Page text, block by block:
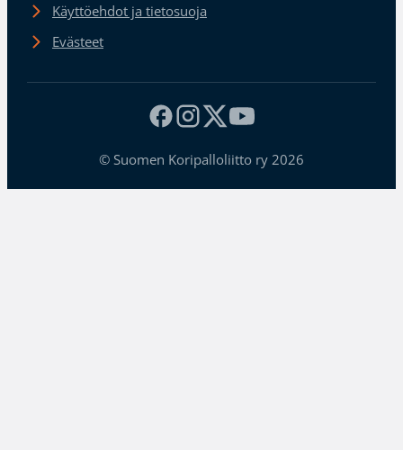
Käyttöehdot ja tietosuoja
Evästeet
© Suomen Koripalloliitto ry 2026